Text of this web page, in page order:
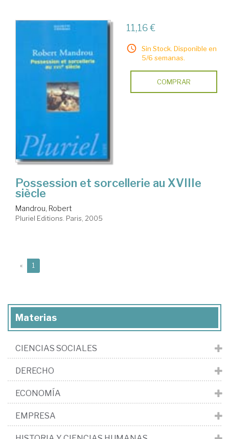
11,16 €
Sin Stock. Disponible en
5/6 semanas.
COMPRAR
Possession et sorcellerie au XVIIIe
siècle
Mandrou, Robert
Pluriel Editions. Paris, 2005
« 1
Materias
CIENCIAS SOCIALES
DERECHO
ECONOMÍA
EMPRESA